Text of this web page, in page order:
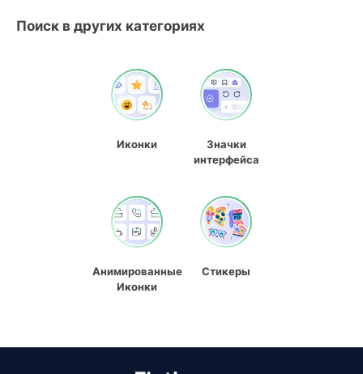
Поиск в других категориях
Иконки
Значки
интерфейса
Анимированные
Иконки
Стикеры